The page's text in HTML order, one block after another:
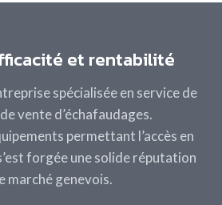
et rentabilité
spécialisée en service de
vente d’échafaudages.
permettant l’accès en
forgée une solide réputation
marché genevois.